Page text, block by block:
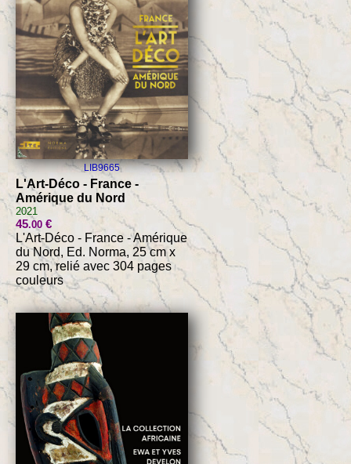
LIB9665
L'Art-Déco - France -
Amérique du Nord
2021
45.00€
L'Art-Déco - France - Amérique
du Nord, Ed. Norma, 25 cm x
29 cm, relié avec 304 pages
couleurs